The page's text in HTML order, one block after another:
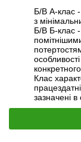
Б/В А-клас -
з
Б/В Б-клас -
Клас
зазначені в